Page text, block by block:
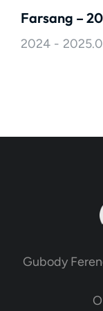
Farsang –
2024
Gubody